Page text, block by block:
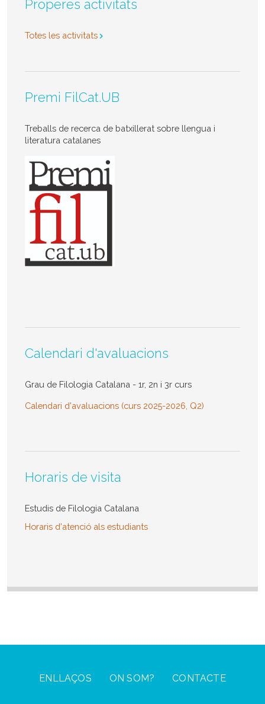
Properes activitats
Totes les activitats
Premi FilCat.UB
Treballs de recerca de batxillerat sobre llengua i
literatura catalanes
Calendari d'avaluacions
Grau de Filologia Catalana - 1r, 2n i 3r curs
Calendari d'avaluacions (curs 2025-2026, Q2)
Horaris de visita
Estudis de Filologia Catalana
Horaris d'atenció als estudiants
Menu
ENLLAÇOS ON SOM? CONTACTE